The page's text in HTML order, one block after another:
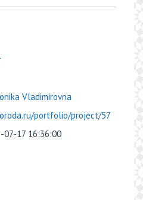
Vladimirovna
portfolio/project/57
07-17 16:36:00